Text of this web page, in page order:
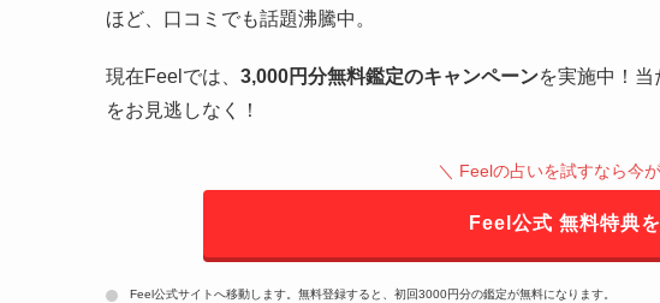
ほど、口コミでも話題沸騰中。
現在Feelでは、 3,000円分無料鑑定のキャンペーンを実施中！
をお見逃しなく！
＼ Feelの占いを試すなら今
Feel公式 無料特典
Feel公式サイトへ移動します。無料登録すると、初回3000円分の鑑定が無料になります。